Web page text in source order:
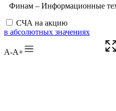
СЧА на акцию
в абсолютных значениях
A-A+